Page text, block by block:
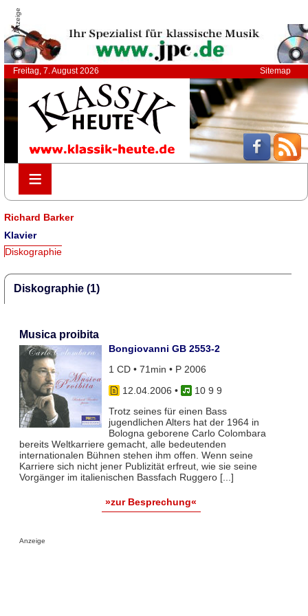
Anzeige
Freitag, 7. August 2026 Sitemap
≡
≡
Richard Barker
Klavier
Diskographie
Diskographie (1)
Musica proibita
Bongiovanni GB 2553-2
1 CD • 71min • P 2006
12.04.2006 •
10 9 9
Trotz seines für einen Bass
jugendlichen Alters hat der 1964 in
Bologna geborene Carlo Colombara
bereits Weltkarriere gemacht, alle bedeutenden
internationalen Bühnen stehen ihm offen. Wenn seine
Karriere sich nicht jener Publizität erfreut, wie sie seine
Vorgänger im italienischen Bassfach Ruggero [...]
»zur Besprechung«
Anzeige